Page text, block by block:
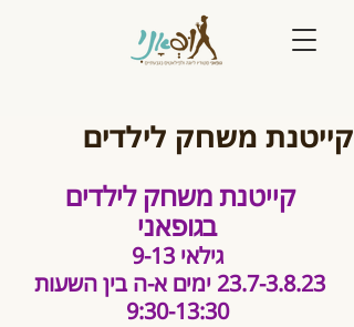
קייטנת משחק לילדים
קייטנת משחק לילדים
בגופאני
גילאי 9-13
23.7-3.8.23 ימים א-ה בין השעות
9:30-13:30